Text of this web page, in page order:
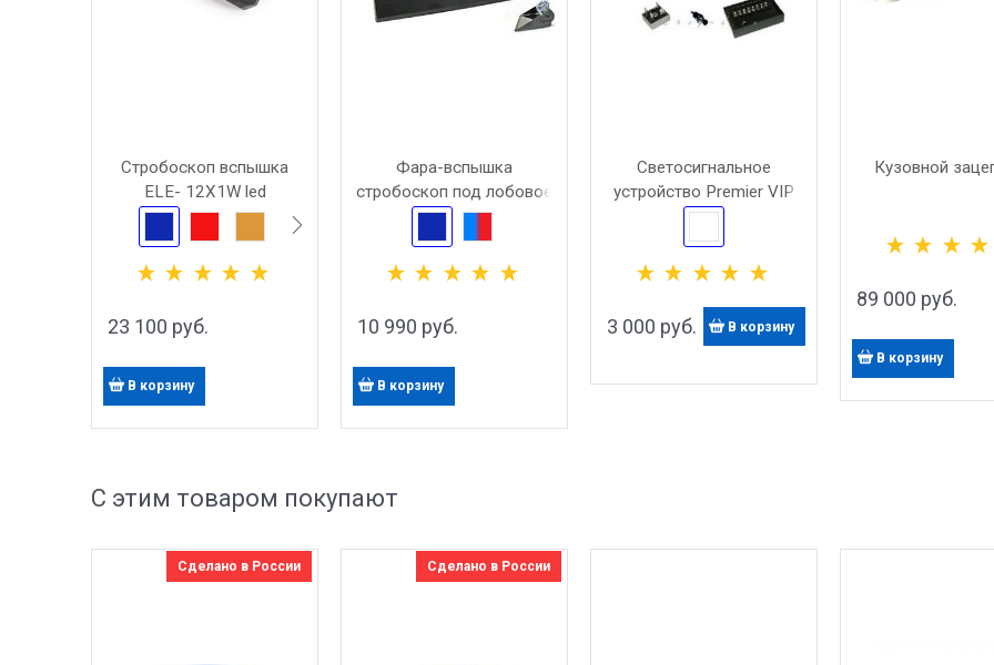
Стробоскоп вспышка
ELE- 12X1W led
23 100 руб.
В корзину
Фара-вспышка
стробоскоп под лобовое
стекло
10 990 руб.
В корзину
Светосигнальное
устройство Premier VIP
(маяк 2н)
3 000 руб. В корзину
Кузовной
89 000 руб.
В корзину
С этим товаром покупают
Сделано в России Сделано в России